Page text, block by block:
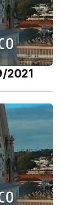
2021